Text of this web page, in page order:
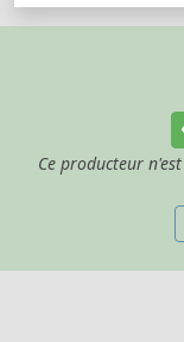
Ce producteur